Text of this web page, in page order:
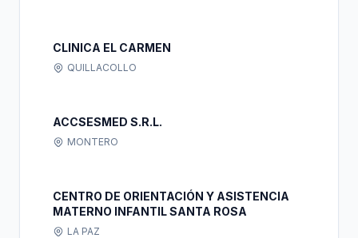
CLINICA EL CARMEN
QUILLACOLLO
ACCSESMED S.R.L.
MONTERO
CENTRO DE ORIENTACIÓN Y ASISTENCIA
MATERNO INFANTIL SANTA ROSA
LA PAZ